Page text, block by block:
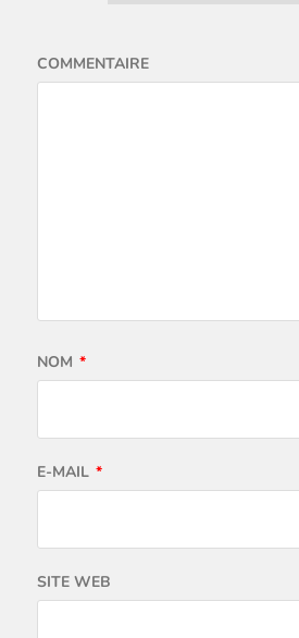
COMMENTAIRE
NOM *
E-MAIL *
SITE WEB